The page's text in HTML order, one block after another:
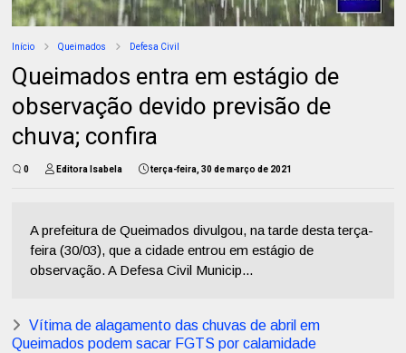
Início Queimados Defesa Civil
Queimados entra em estágio de
observação devido previsão de
chuva; confira
0 Editora Isabela terça-feira, 30 de março de 2021
A prefeitura de Queimados divulgou, na tarde desta terça-
feira (30/03), que a cidade entrou em estágio de
observação. A Defesa Civil Municip...
Vítima de alagamento das chuvas de abril em
Queimados podem sacar FGTS por calamidade